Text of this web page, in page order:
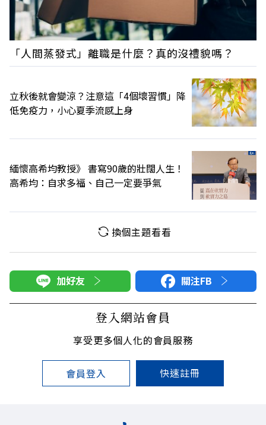
「人間蒸發式」離職是什麼？真的沒禮貌嗎？
立秋後就會變涼？注意這「4個壞習慣」降
低免疫力，小心夏季流感上身
緬懷高希均教授》 書寫90歲的壯闊人生！
高希均：自求多福、自己一定要爭氣
換個主題看看
加好友 關注FB
登入網站會員
享受更多個人化的會員服務
會員登入 快速註冊